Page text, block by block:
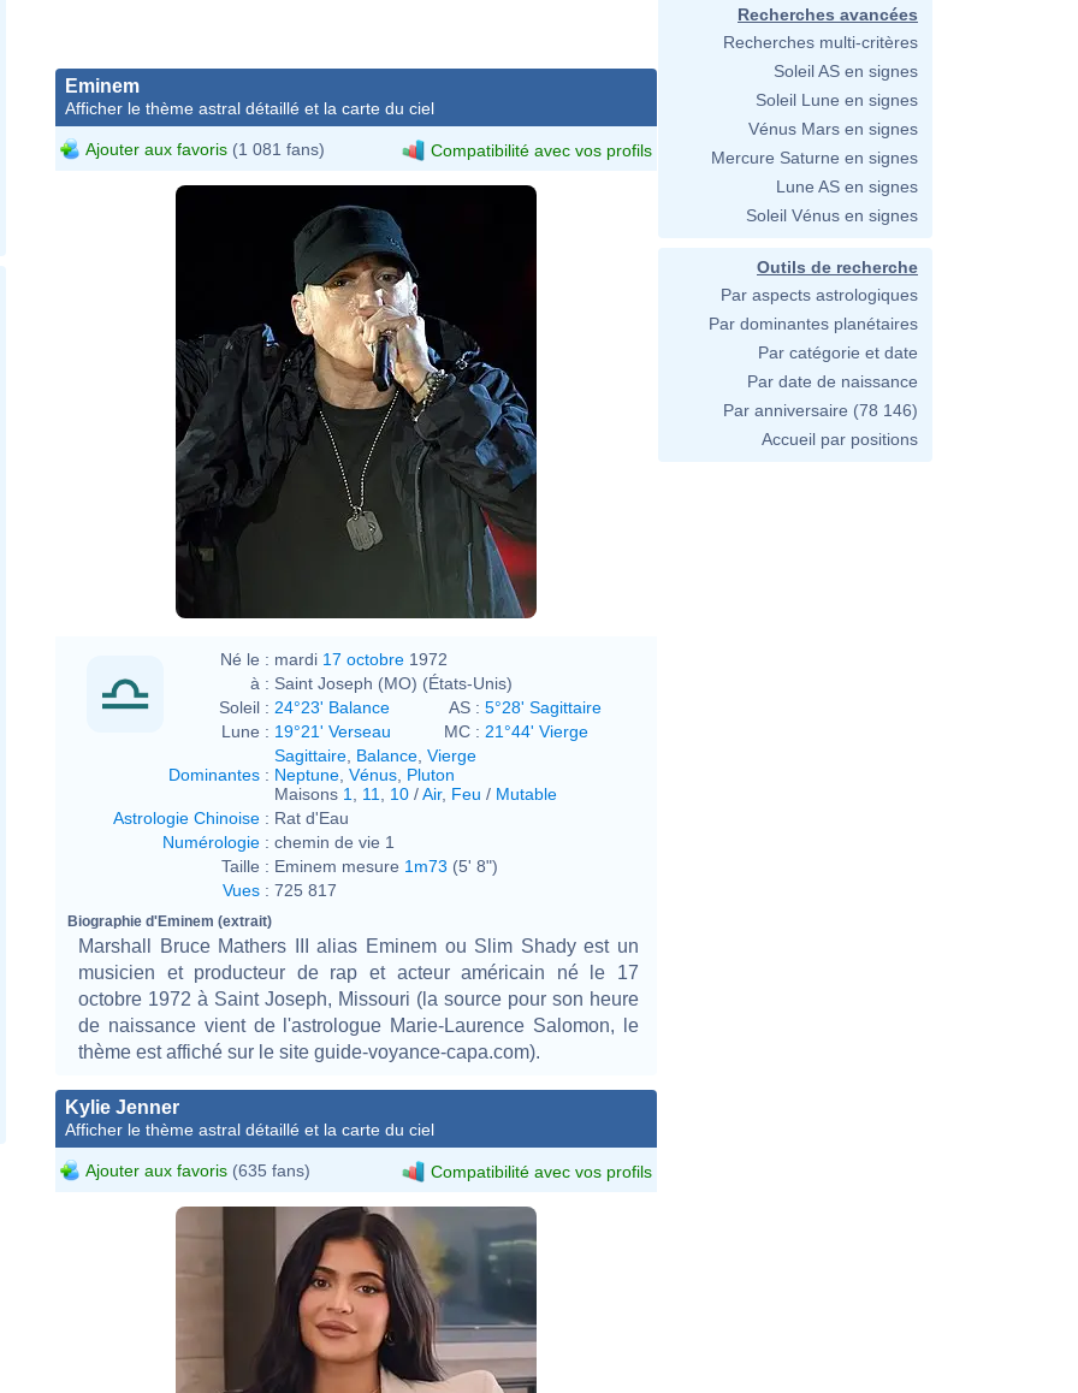
Eminem
Afficher le thème astral détaillé et la carte du ciel
Ajouter aux favoris (1 081 fans) Compatibilité avec vos profils
Né le : mardi 17 octobre 1972
à : Saint Joseph (MO) (États-Unis)
Soleil : 24°23' Balance AS : 5°28' Sagittaire
Lune : 19°21' Verseau MC : 21°44' Vierge
Dominantes :
Sagittaire Balance Vierge
Neptune Vénus Pluton
Maisons 1 11 10 /Air, Feu / Mutable
Astrologie Chinoise : Rat d'Eau
Numérologie : chemin de vie 1
Taille : Eminem mesure 1m73 (5' 8")
Vues : 725 817
Biographie d'Eminem (extrait)
Marshall Bruce Mathers III alias Eminem ou Slim Shady est un
musicien et producteur de rap et acteur américain né le 17
octobre 1972 à Saint Joseph, Missouri (la source pour son heure
de naissance vient de l'astrologue Marie-Laurence Salomon, le
thème est affiché sur le site guide-voyance-capa.com).
Kylie Jenner
Afficher le thème astral détaillé et la carte du ciel
Ajouter aux favoris (635 fans) Compatibilité avec vos profils
Recherches avancées
Recherches multi-critères
Soleil AS en signes
Soleil Lune en signes
Vénus Mars en signes
Mercure Saturne en signes
Lune AS en signes
Soleil Vénus en signes
Outils de recherche
Par aspects astrologiques
Par dominantes planétaires
Par catégorie et date
Par date de naissance
Par anniversaire (78 146)
Accueil par positions